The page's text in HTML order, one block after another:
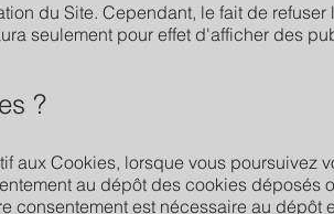
du Site. Cependant, le fait de
seulement pour effet d'afficher des
?
aux Cookies, lorsque vous poursuivez
au dépôt des cookies déposés
consentement est nécessaire au dépôt